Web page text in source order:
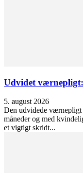
Udvidet
5. august 2026
Den udvidede værnepligt
måneder og med
et vigtigt skridt...